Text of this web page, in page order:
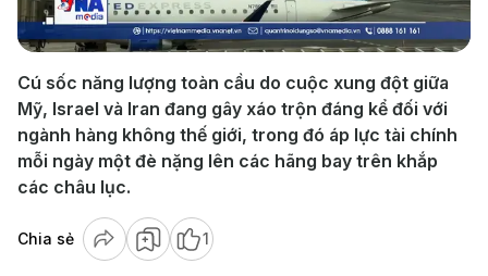
Video
Cú sốc năng lượng toàn cầu do cuộc xung đột giữa
Mỹ, Israel và Iran đang gây xáo trộn đáng kể đối với
ngành hàng không thế giới, trong đó áp lực tài chính
mỗi ngày một đè nặng lên các hãng bay trên khắp
các châu lục.
Chia sẻ 1